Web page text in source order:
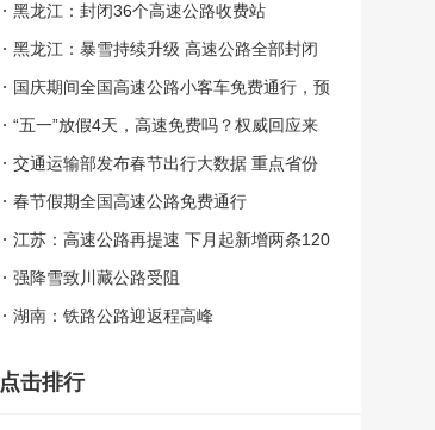
黑龙江：封闭36个高速公路收费站
黑龙江：暴雪持续升级 高速公路全部封闭
国庆期间全国高速公路小客车免费通行，预
计珠三角地区最堵
“五一”放假4天，高速免费吗？权威回应来
啦！
交通运输部发布春节出行大数据 重点省份
客流集中
春节假期全国高速公路免费通行
江苏：高速公路再提速 下月起新增两条120
公里时速高速
强降雪致川藏公路受阻
湖南：铁路公路迎返程高峰
点击排行